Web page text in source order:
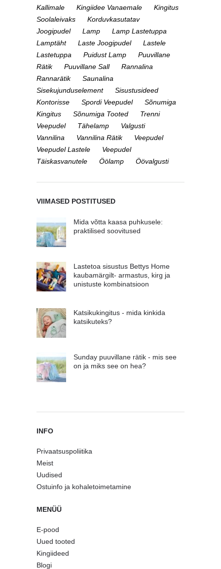
Kallimale
Kingiidee Vanaemale
Kingitus
Soolaleivaks
Korduvkasutatav
Joogipudel
Lamp
Lamp Lastetuppa
Lamptäht
Laste Joogipudel
Lastele
Lastetuppa
Puidust Lamp
Puuvillane
Rätik
Puuvillane Sall
Rannalina
Rannarätik
Saunalina
Sisekujunduselement
Sisustusideed
Kontorisse
Spordi Veepudel
Sõnumiga
Kingitus
Sõnumiga Tooted
Trenni
Veepudel
Tähelamp
Valgusti
Vannilina
Vannilina Rätik
Veepudel
Veepudel Lastele
Veepudel
Täiskasvanutele
Öölamp Öövalgusti
VIIMASED POSTITUSED
Mida võtta kaasa puhkusele:
praktilised soovitused
Lastetoa sisustus Bettys Home
kaubamärgilt- armastus, kirg ja
unistuste kombinatsioon
Katsikukingitus - mida kinkida
katsikuteks?
Sunday puuvillane rätik - mis see
on ja miks see on hea?
INFO
Privaatsuspoliitika
Meist
Uudised
Ostuinfo ja kohaletoimetamine
MENÜÜ
E-pood
Uued tooted
Kingiideed
Blogi